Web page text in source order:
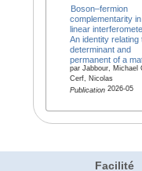
Boson–fermion
complementarity
linear
An identity relating
determinant and
permanent of a
par Jabbour, Michael
Cerf, Nicolas
Publication2026-05
Facilité